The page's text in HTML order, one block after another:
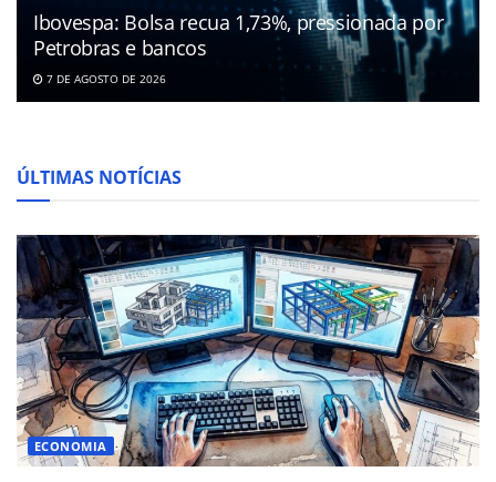
Ibovespa: Bolsa recua 1,73%, pressionada por
Petrobras e bancos
7 DE AGOSTO DE 2026
ÚLTIMAS NOTÍCIAS
ECONOMIA